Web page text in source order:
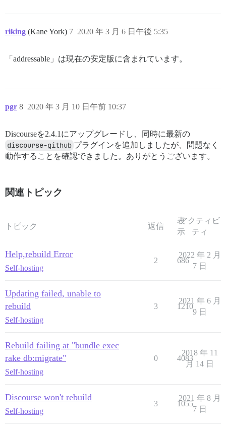
riking (Kane York) 2020 年 3 月 6 日午後 5:35
7
「addressable」は現在の安定版に含まれています。
pgr 2020 年 3 月 10 日午前 10:37
8
Discourseを2.4.1にアップグレードし、同時に最新の
discourse-github プラグインを追加しましたが、問題なく
動作することを確認できました。ありがとうございます。
関連トピック
トピック 返信
表
示
アクティビ
ティ
Help,rebuild Error
Self-hosting
2 686
2022 年 2 月
7 日
Updating failed, unable to
rebuild
Self-hosting
3 1210
2021 年 6 月
9 日
Rebuild failing at "bundle exec
rake db:migrate"
Self-hosting
0 4083
2018 年 11
月 14 日
Discourse won't rebuild
Self-hosting
3 1055
2021 年 8 月
7 日